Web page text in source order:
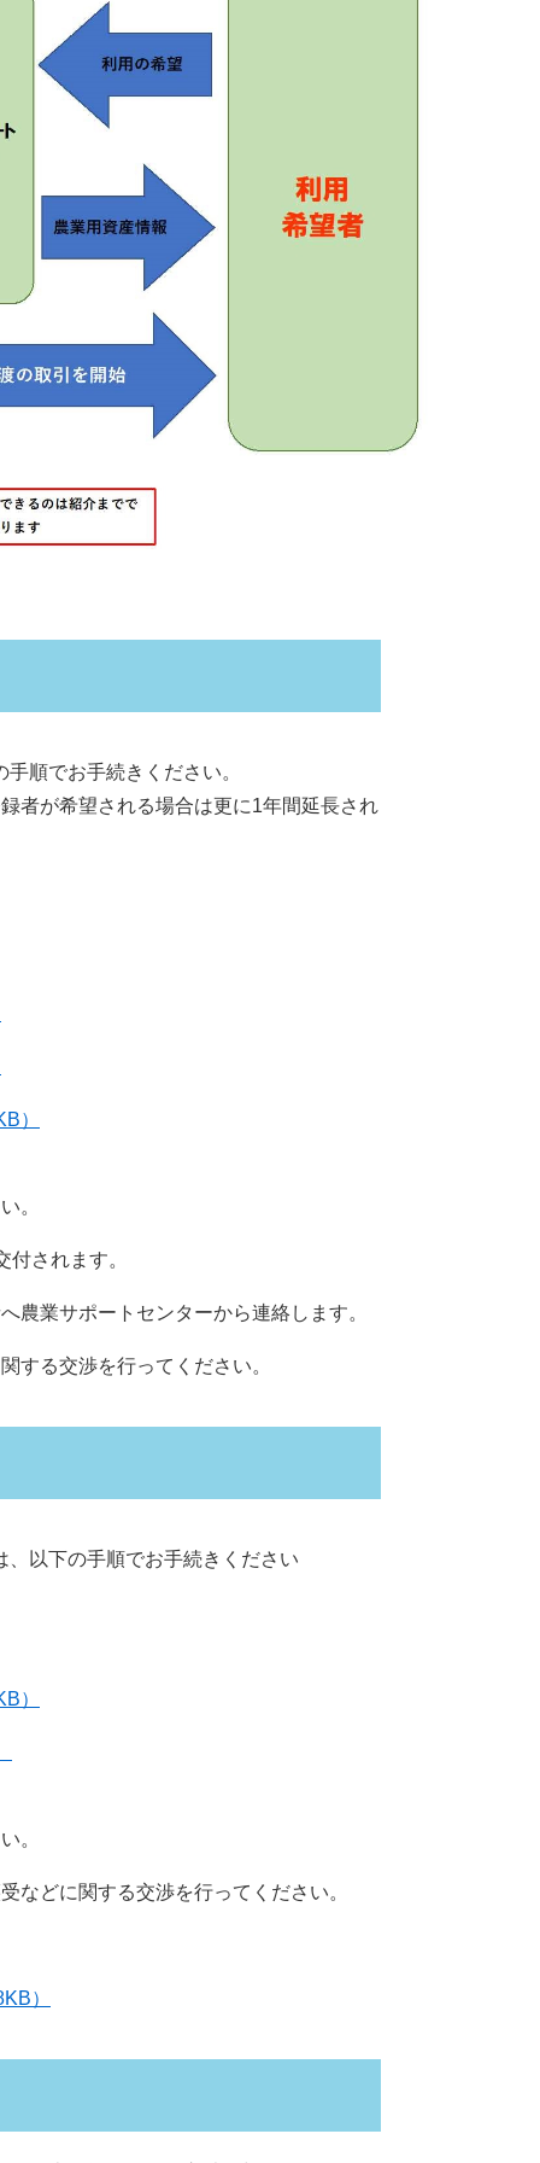
順でお手続きください。
者が希望される場合は更に1年間延長され
）
。
されます。
農業サポートセンターから連絡します。
する交渉を行ってください。
以下の手順でお手続きください
）
。
などに関する交渉を行ってください。
）